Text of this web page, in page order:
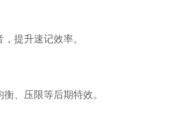
提升速记效率。
、压限等后期特效。